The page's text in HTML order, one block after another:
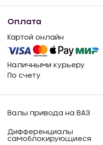
Оплата
Картой онлайн
Наличными курьеру
По счету
Валы привода на ВАЗ
Дифференциалы
самоблокирующиеся